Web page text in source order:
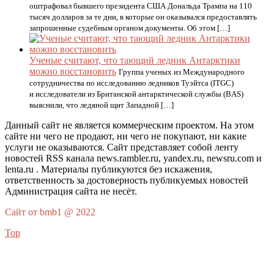
оштрафовал бывшего президента США Дональда Трампа на 110
тысяч долларов за те дни, в которые он оказывался предоставлять
запрошенные судебным органом документы. Об этом […]
Ученые считают, что тающий ледник Антарктики
можно восстановить Группа ученых из Международного
сотрудничества по исследованию ледников Туэйтса (ITGC)
и исследователи из Британской антарктической службы (BAS)
выяснили, что ледяной щит Западной […]
Данный сайт не является коммерческим проектом. На этом
сайте ни чего не продают, ни чего не покупают, ни какие
услуги не оказываются. Сайт представляет собой ленту
новостей RSS канала news.rambler.ru, yandex.ru, newsru.com и
lenta.ru . Материалы публикуются без искажения,
ответственность за достоверность публикуемых новостей
Администрация сайта не несёт.
Сайт от bmb1 @ 2022
Top